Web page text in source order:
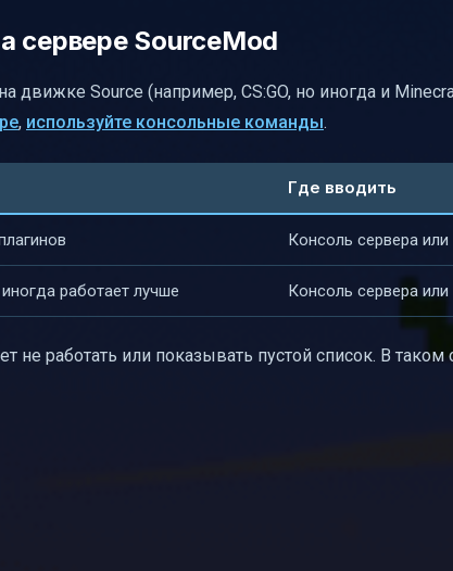
сервере SourceMod
движке Source (например, CS:GO, но иногда и
, используйте консольные команды.
Где вводить
Консоль сервера или
работает лучше Консоль сервера или
не работать или показывать пустой список. В таком